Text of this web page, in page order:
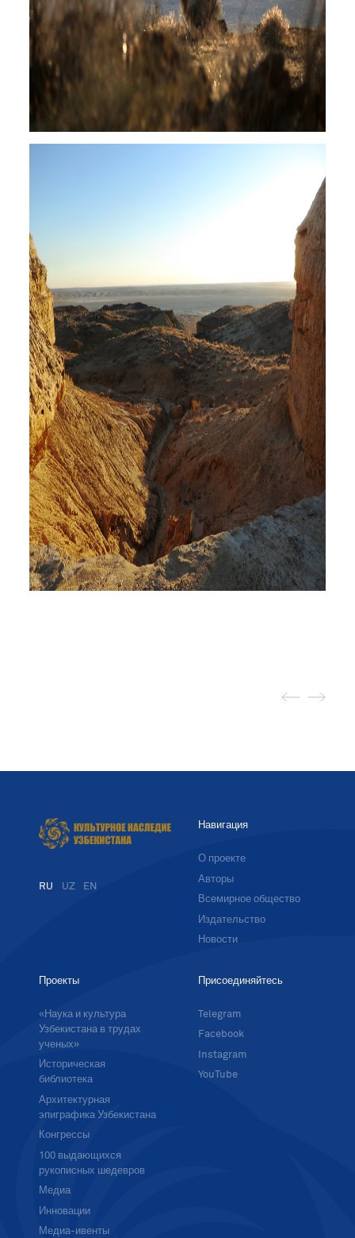
RU UZ EN
Навигация
О проекте
Авторы
Всемирное общество
Издательство
Новости
Проекты
«Наука и культура
Узбекистана в трудах
ученых»
Историческая
библиотека
Архитектурная
эпиграфика Узбекистана
Конгрессы
100 выдающихся
рукописных шедевров
Медиа
Инновации
Медиа-ивенты
Присоединяйтесь
Telegram
Facebook
Instagram
YouTube